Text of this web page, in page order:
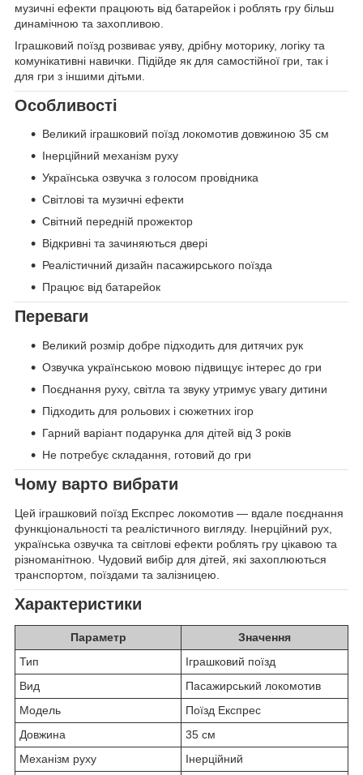
музичні ефекти працюють від батарейок і роблять гру більш
динамічною та захопливою.
Іграшковий поїзд розвиває уяву, дрібну моторику, логіку та
комунікативні навички. Підійде як для самостійної гри, так і
для гри з іншими дітьми.
Особливості
Великий іграшковий поїзд локомотив довжиною 35 см
Інерційний механізм руху
Українська озвучка з голосом провідника
Світлові та музичні ефекти
Світний передній прожектор
Відкривні та зачиняються двері
Реалістичний дизайн пасажирського поїзда
Працює від батарейок
Переваги
Великий розмір добре підходить для дитячих рук
Озвучка українською мовою підвищує інтерес до гри
Поєднання руху, світла та звуку утримує увагу дитини
Підходить для рольових і сюжетних ігор
Гарний варіант подарунка для дітей від 3 років
Не потребує складання, готовий до гри
Чому варто вибрати
Цей іграшковий поїзд Експрес локомотив — вдале поєднання
функціональності та реалістичного вигляду. Інерційний рух,
українська озвучка та світлові ефекти роблять гру цікавою та
різноманітною. Чудовий вибір для дітей, які захоплюються
транспортом, поїздами та залізницею.
Характеристики
Параметр
Значення
Тип
Іграшковий поїзд
Вид
Пасажирський локомотив
Модель
Поїзд Експрес
Довжина
35 см
Механізм руху
Інерційний